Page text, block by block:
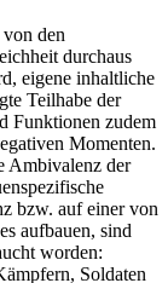
den
durchaus
eigene inhaltliche
Teilhabe der
Funktionen zudem
Momenten.
Ambivalenz der
bzw. auf einer von
aufbauen, sind
worden:
Soldaten